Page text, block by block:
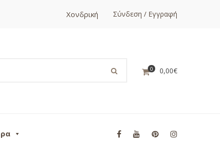
Χονδρική Σύνδεση / Εγγραφή
0 0,00€